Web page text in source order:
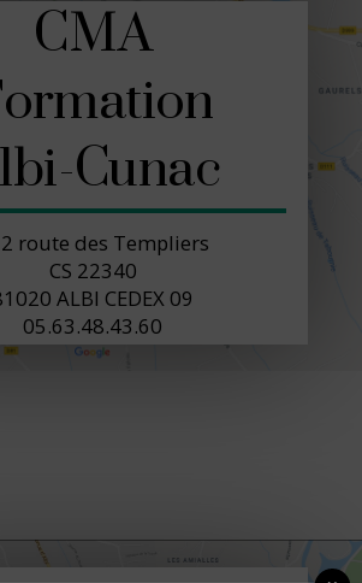
CMA
Cunac
route des Templiers
CS 22340
ALBI CEDEX 09
05.63.48.43.60